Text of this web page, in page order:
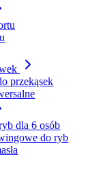
przekąsek
dla 6 osób
do ryb